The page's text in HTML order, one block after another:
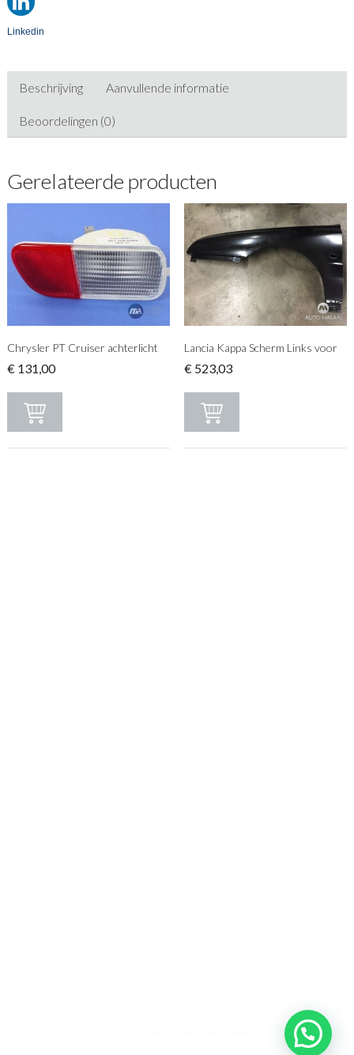
Linkedin
Beschrijving Aanvullende informatie
Beoordelingen (0)
Gerelateerde producten
Chrysler PT Cruiser achterlicht
€131,00
Lancia Kappa Scherm Links voor
€523,03